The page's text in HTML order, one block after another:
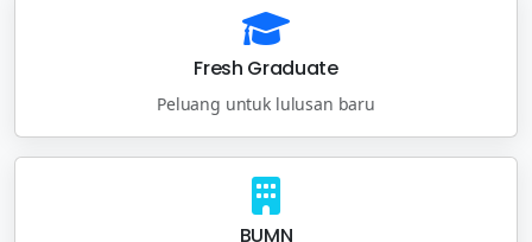
Fresh Graduate
Peluang untuk lulusan baru
BUMN